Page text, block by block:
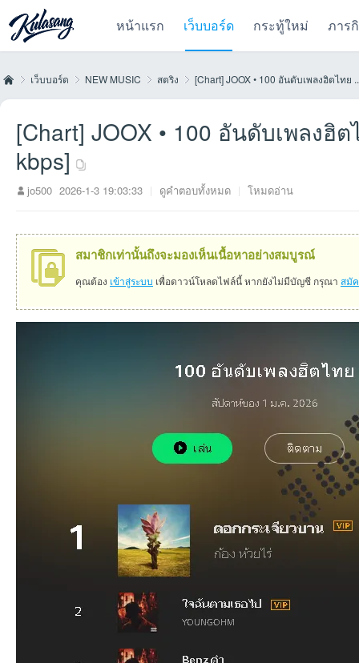
หน้าแรก เว็บบอร์ด กระทู้ใหม่ ภาร
»
เว็บบอร์ด NEW MUSIC สตริง [Chart] JOOX • 100 อันดับเพลงฮิตไทย
[Chart] JOOX • 100 อันดับเพลงฮิ
kbps]
jo500 2026-1-3 19:03:33 | ดูคำตอบทั้งหมด | โหมดอ่าน
สมาชิกเท่านั้นถึงจะมองเห็นเนื้อหาอย่างสมบูรณ์
คุณต้อง เข้าสู่ระบบ เพื่อดาวน์โหลดไฟล์นี้ หากยังไม่มีบัญชี กรุณา สมั